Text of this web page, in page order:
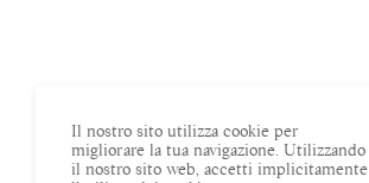
Il nostro sito utilizza cookie per
migliorare la tua navigazione. Utilizzando
il nostro sito web, accetti implicitamente